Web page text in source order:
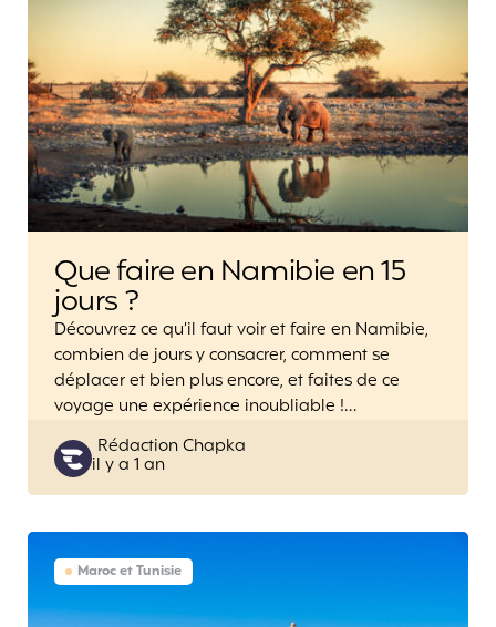
Que faire en Namibie en 15
jours ?
Découvrez ce qu’il faut voir et faire en Namibie,
combien de jours y consacrer, comment se
déplacer et bien plus encore, et faites de ce
voyage une expérience inoubliable !…
Posted
by
Rédaction Chapka
il y a 1 an
Maroc et Tunisie